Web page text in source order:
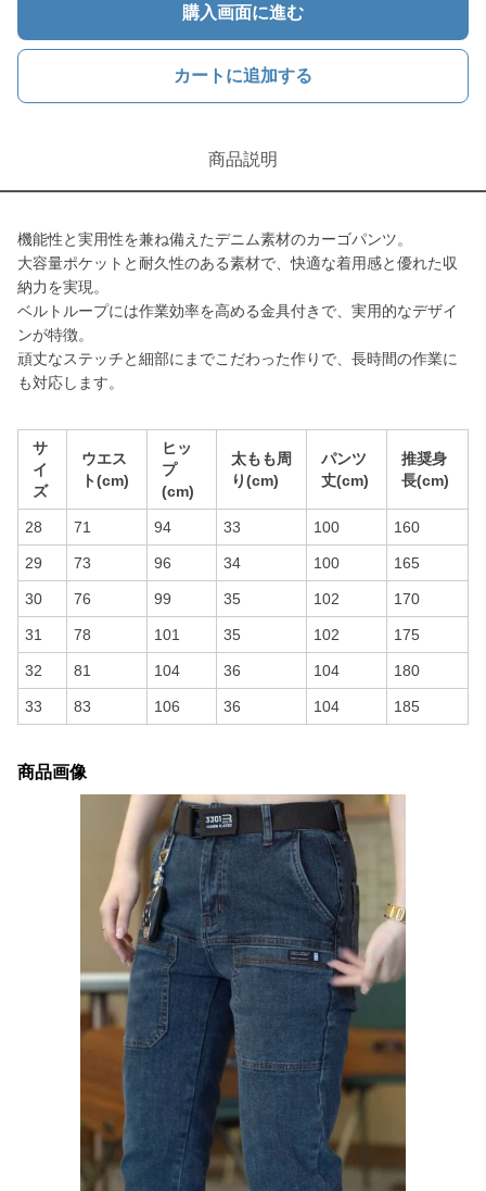
購入画面に進む
カートに追加する
商品説明
機能性と実用性を兼ね備えたデニム素材のカーゴパンツ。
大容量ポケットと耐久性のある素材で、快適な着用感と優れた収
納力を実現。
ベルトループには作業効率を高める金具付きで、実用的なデザイ
ンが特徴。
頑丈なステッチと細部にまでこだわった作りで、長時間の作業に
も対応します。
サ
イ
ズ
ウエス
ト(cm)
ヒッ
プ
(cm)
太もも周
り(cm)
パンツ
丈(cm)
推奨身
長(cm)
28 71 94 33 100 160
29 73 96 34 100 165
30 76 99 35 102 170
31 78 101 35 102 175
32 81 104 36 104 180
33 83 106 36 104 185
商品画像